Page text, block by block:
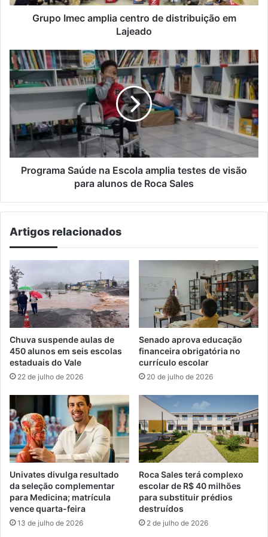
Grupo Imec amplia centro de distribuição em
Lajeado
Programa
Saúde
na
Escola
amplia
testes
de
visão
para
alunos
Programa Saúde na Escola amplia testes de visão
para alunos de Roca Sales
Artigos relacionados
Chuva suspende aulas de
450 alunos em seis escolas
estaduais do Vale
22 de julho de 2026
Senado aprova educação
financeira obrigatória no
currículo escolar
20 de julho de 2026
Univates divulga resultado
da seleção complementar
para Medicina; matrícula
vence quarta-feira
13 de julho de 2026
Roca Sales terá complexo
escolar de R$ 40 milhões
para substituir prédios
destruídos
2 de julho de 2026